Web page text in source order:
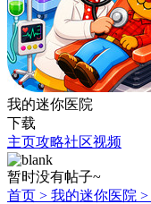
我的迷你医院
下载
主页攻略社区视频
暂时没有帖子~
首页 > 我的迷你医院 >